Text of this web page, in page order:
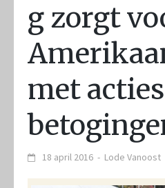
g zorgt
met
18 april 2016 - Lode Vanoost